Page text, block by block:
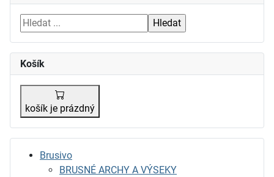
Košík
košík je prázdný
Brusivo
BRUSNÉ ARCHY A VÝSEKY